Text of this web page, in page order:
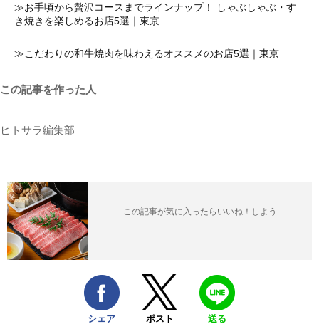
≫お手頃から贅沢コースまでラインナップ！ しゃぶしゃぶ・す
き焼きを楽しめるお店5選｜東京
≫こだわりの和牛焼肉を味わえるオススメのお店5選｜東京
この記事を作った人
ヒトサラ編集部
この記事が気に入ったらいいね！しよう
シェア ポスト 送る